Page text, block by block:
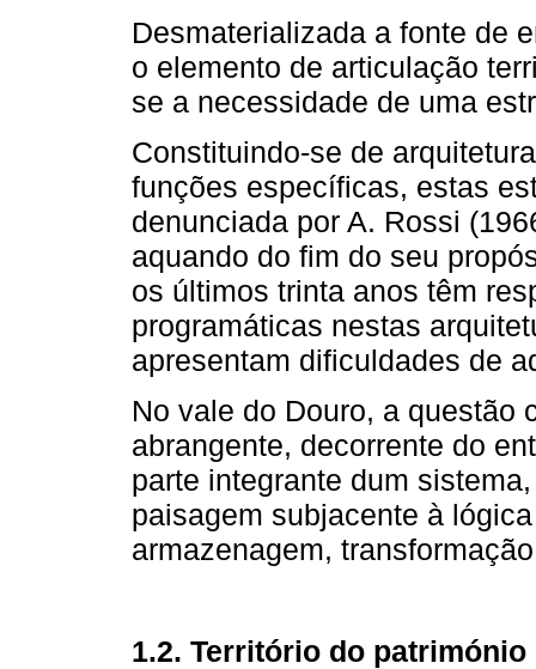
Desmaterializada a fonte de
o elemento de articulação
se a necessidade de uma
Constituindo-se de
funções específicas, estas
denunciada por A. Rossi
aquando do fim do seu
os últimos trinta anos têm
programáticas nestas
apresentam dificuldades de
No vale do Douro, a questão
abrangente, decorrente do
parte integrante dum
paisagem subjacente à
armazenagem,
1.2. Território do património